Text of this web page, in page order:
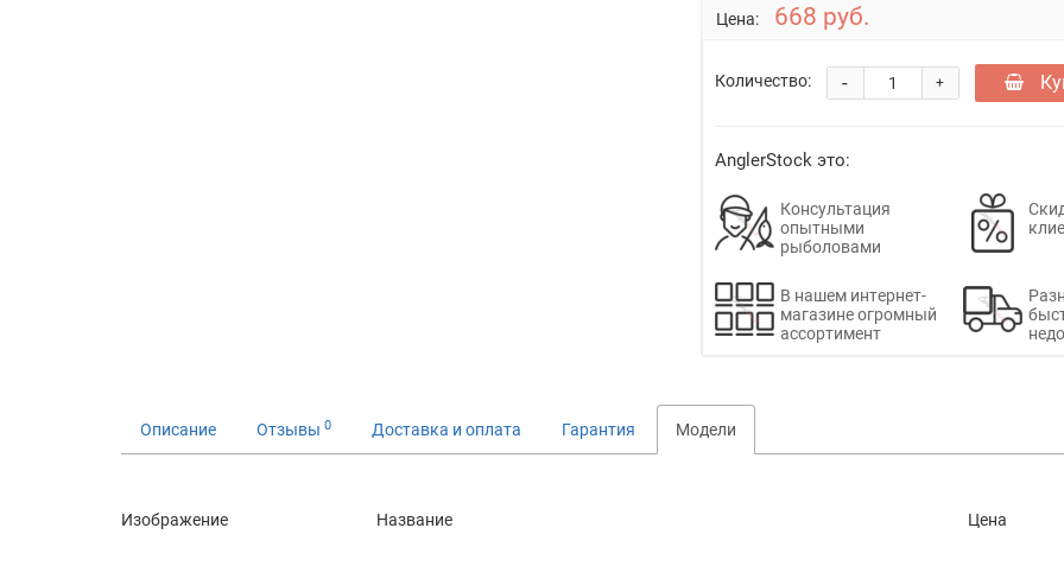
Цена: 668 руб.
Количество: +
-
AnglerStock это:
Консультация
опытными
рыболовами
В нашем интернет-
магазине огромный
ассортимент
Описание Отзывы 0 Доставка и оплата Гарантия Модели
Изображение Название Цена